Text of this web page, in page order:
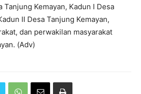
Tanjung Kemayan, Kadun I Desa
II Desa Tanjung Kemayan,
dan perwakilan masyarakat
(Adv)